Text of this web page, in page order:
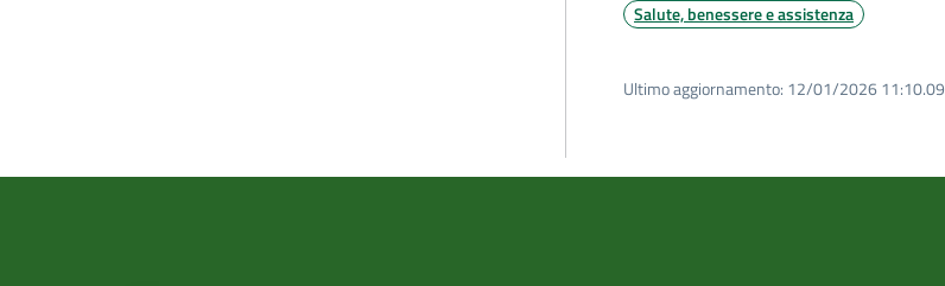
Salute, benessere e assistenza
Ultimo aggiornamento: 12/01/2026 11:10.09